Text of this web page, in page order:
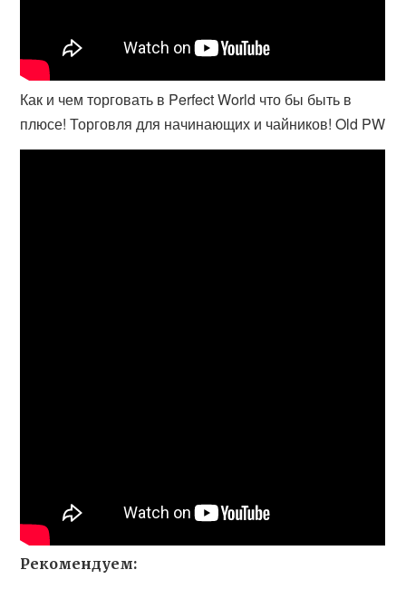
Как и чем торговать в Perfect World что бы быть в
плюсе! Торговля для начинающих и чайников! Old PW
Рекомендуем: